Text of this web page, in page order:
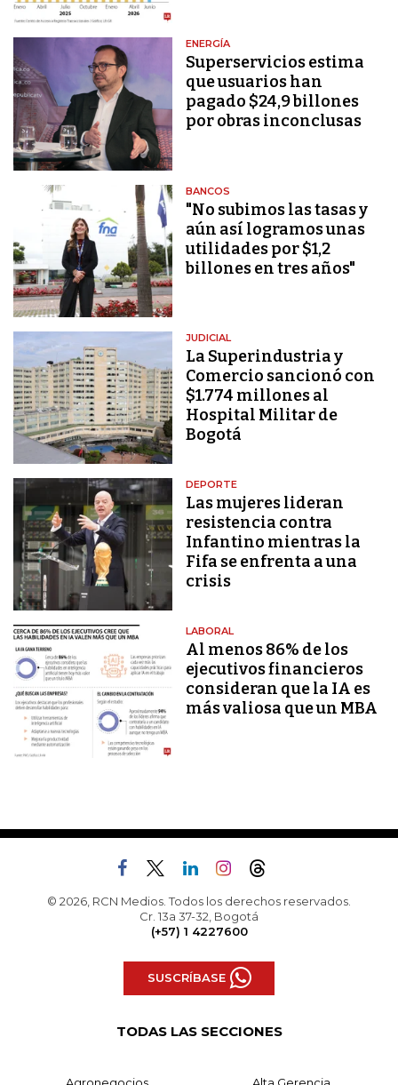
ENERGÍA
Superservicios estima
que usuarios han
pagado $24,9 billones
por obras inconclusas
BANCOS
"No subimos las tasas y
aún así logramos unas
utilidades por $1,2
billones en tres años"
JUDICIAL
La Superindustria y
Comercio sancionó con
$1.774 millones al
Hospital Militar de
Bogotá
DEPORTE
Las mujeres lideran
resistencia contra
Infantino mientras la
Fifa se enfrenta a una
crisis
LABORAL
Al menos 86% de los
ejecutivos financieros
consideran que la IA es
más valiosa que un MBA
© 2026, RCN Medios. Todos los derechos reservados.
Cr. 13a 37-32, Bogotá
(+57) 1 4227600
SUSCRÍBASE
TODAS LAS SECCIONES
Agronegocios Alta Gerencia